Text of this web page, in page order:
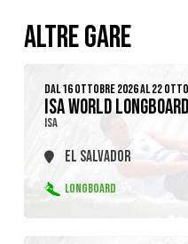
ALTRE GARE
DAL 16 OTTOBRE 2026 AL 22
ISA WORLD
ISA
EL SALVADOR
LONGBOARD